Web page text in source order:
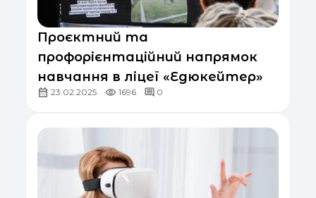
Проєктний та
профорієнтаційний напрямок
навчання в ліцеї «Едюкейтер»
23.02.2025 1696 0